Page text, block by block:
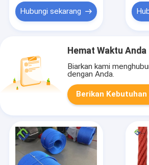
Hubungi sekarang
Hemat Waktu Anda
Biarkan kami
dengan Anda.
Berikan Kebutuhan